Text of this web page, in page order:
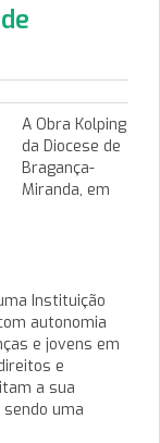
A Obra Kolping
da Diocese de
Bragança-
Miranda, em
Instituição
autonomia
e jovens em
e
a sua
uma